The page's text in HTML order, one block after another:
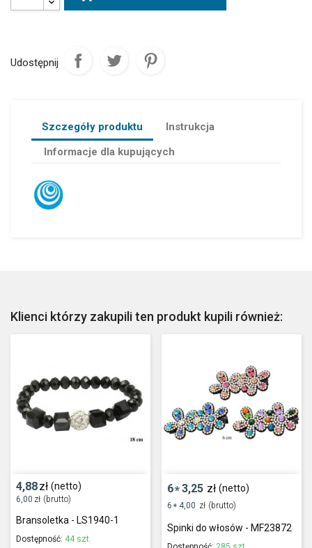
Udostępnij
Szczegóły produktu
Instrukcja
Informacje dla kupujących
Klienci którzy zakupili ten produkt kupili również:
4,88zł (netto)
6,00 zł (brutto)
Bransoletka - LS1940-1
Dostępność: 44 szt.
6*3,25 zł (netto)
6 * 4,00 zł (brutto)
Spinki do włosów - MF23872